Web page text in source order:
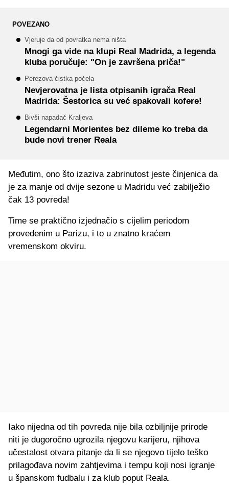
POVEZANO
Vjeruje da od povratka nema ništa
Mnogi ga vide na klupi Real Madrida, a legenda
kluba poručuje: "On je završena priča!"
Perezova čistka počela
Nevjerovatna je lista otpisanih igrača Real
Madrida: Šestorica su već spakovali kofere!
Bivši napadač Kraljeva
Legendarni Morientes bez dileme ko treba da
bude novi trener Reala
Međutim, ono što izaziva zabrinutost jeste činjenica da
je za manje od dvije sezone u Madridu već zabilježio
čak 13 povreda!
Time se praktično izjednačio s cijelim periodom
provedenim u Parizu, i to u znatno kraćem
vremenskom okviru.
Iako nijedna od tih povreda nije bila ozbiljnije prirode
niti je dugoročno ugrozila njegovu karijeru, njihova
učestalost otvara pitanje da li se njegovo tijelo teško
prilagođava novim zahtjevima i tempu koji nosi igranje
u španskom fudbalu i za klub poput Reala.